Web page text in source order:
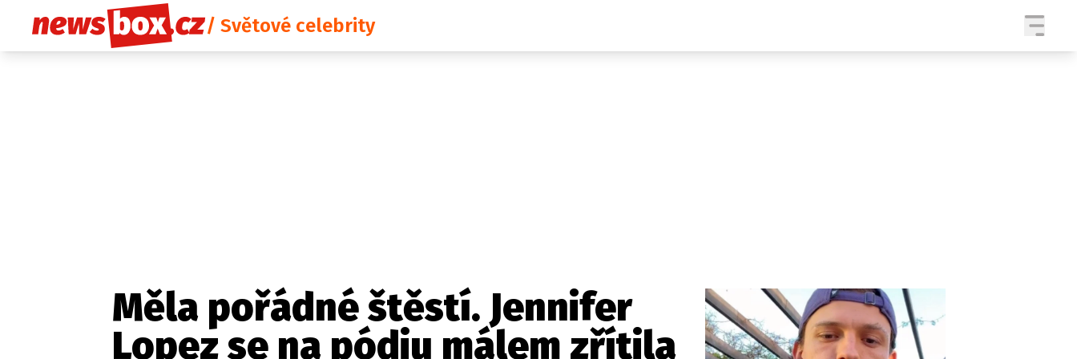
/ Světové celebrity
Etický kodex Redakce Kontakt Vydavatel Inzerce Osobní údaje / Cookies
Volná místa
SLEDUJTE NÁS NA
Měla pořádné štěstí. Jennifer
Lopez se na pódiu málem zřítila